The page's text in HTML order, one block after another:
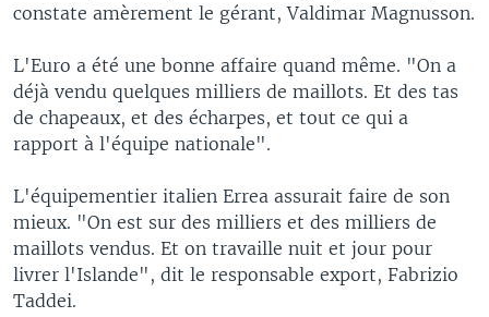
constate amèrement le gérant, Valdimar Magnusson.
L'Euro a été une bonne affaire quand même. "On a
déjà vendu quelques milliers de maillots. Et des tas
de chapeaux, et des écharpes, et tout ce qui a
rapport à l'équipe nationale".
L'équipementier italien Errea assurait faire de son
mieux. "On est sur des milliers et des milliers de
maillots vendus. Et on travaille nuit et jour pour
livrer l'Islande", dit le responsable export, Fabrizio
Taddei.